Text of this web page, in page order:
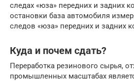
следах «юза» передних и задних
остановки база автомобиля
следов «юза» передних и задних
Куда и почем сдать?
Переработка резинового сырья,
промышленных масштабах